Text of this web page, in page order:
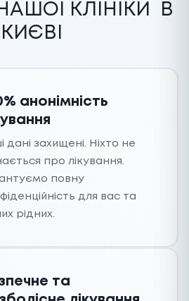
КЛІНІКИ
В
КИЄВІ
анонімність
дані захищені. Ніхто не
про лікування.
повну
для вас та
рідних.
та